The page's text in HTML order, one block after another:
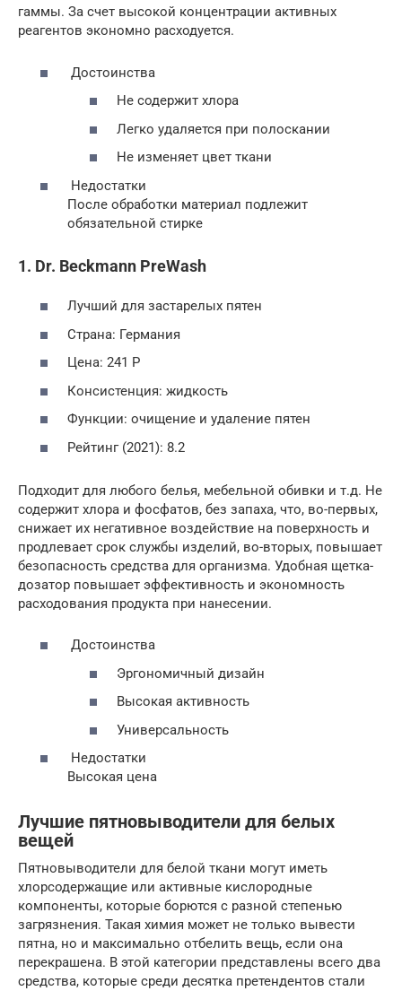
гаммы. За счет высокой концентрации активных
реагентов экономно расходуется.
Достоинства
Не содержит хлора
Легко удаляется при полоскании
Не изменяет цвет ткани
Недостатки
После обработки материал подлежит
обязательной стирке
1. Dr. Beckmann PreWash
Лучший для застарелых пятен
Страна: Германия
Цена: 241 Р
Консистенция: жидкость
Функции: очищение и удаление пятен
Рейтинг (2021): 8.2
Подходит для любого белья, мебельной обивки и т.д. Не
содержит хлора и фосфатов, без запаха, что, во-первых,
снижает их негативное воздействие на поверхность и
продлевает срок службы изделий, во-вторых, повышает
безопасность средства для организма. Удобная щетка-
дозатор повышает эффективность и экономность
расходования продукта при нанесении.
Достоинства
Эргономичный дизайн
Высокая активность
Универсальность
Недостатки
Высокая цена
Лучшие пятновыводители для белых
вещей
Пятновыводители для белой ткани могут иметь
хлорсодержащие или активные кислородные
компоненты, которые борются с разной степенью
загрязнения. Такая химия может не только вывести
пятна, но и максимально отбелить вещь, если она
перекрашена. В этой категории представлены всего два
средства, которые среди десятка претендентов стали